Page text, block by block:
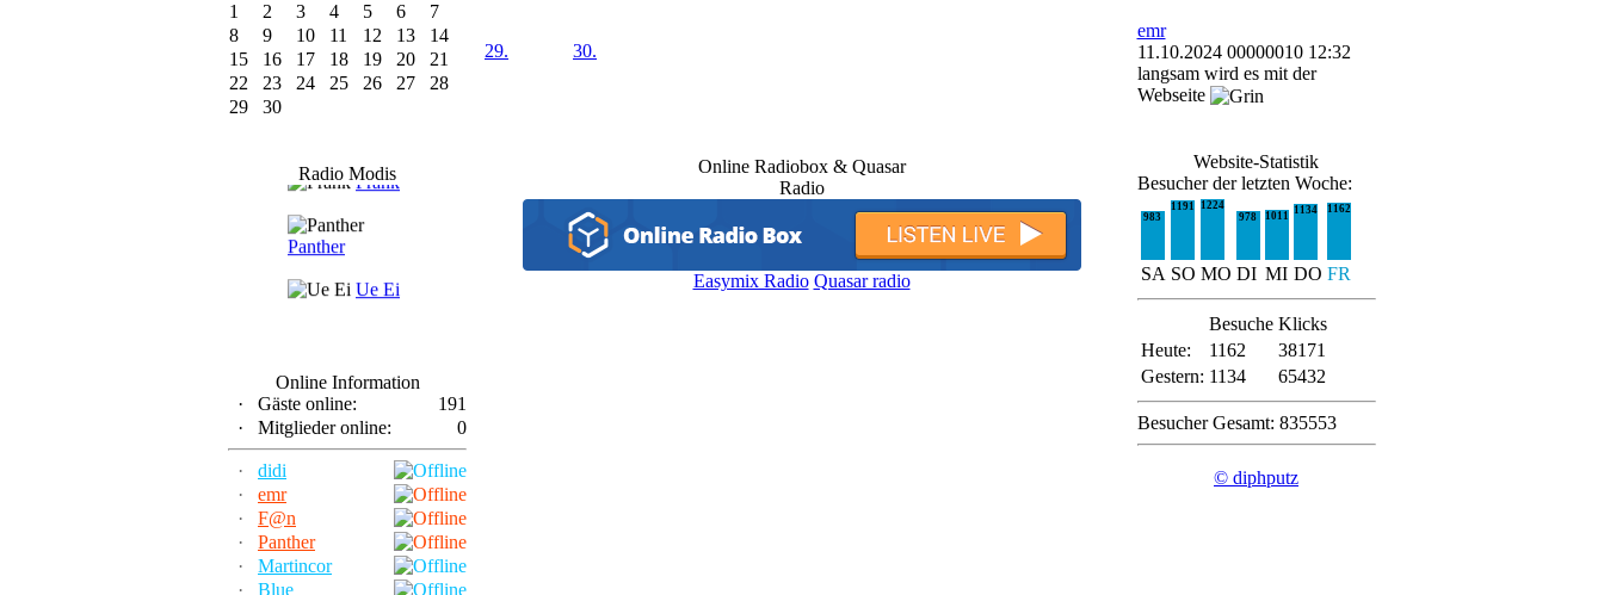
1
2 3 4 5 6
7
8
9 10 11 12 13
14
15
16 17 18 19 20
21
22
23 24 25 26 27
28
29
30
Radio Modis
Frank
Panther
Ue Ei
Online Information
·
Gäste online:
191
·
Mitglieder online: 0
·
didi
·
emr
·
F@n
·
Panther
·
Martincor
·
Blue
29. 30.
Online Radiobox & Quasar
Radio
Easymix Radio Quasar radio
emr
11.10.2024 00000010 12:32
langsam wird es mit der
Webseite
Website-Statistik
Besucher der letzten Woche:
983
1191
1224
978
1011 1134 1162
SA SO MO DI MI DO FR
Besuche Klicks
Heute:
1162
38171
Gestern: 1134 65432
Besucher Gesamt: 835553
© diphputz